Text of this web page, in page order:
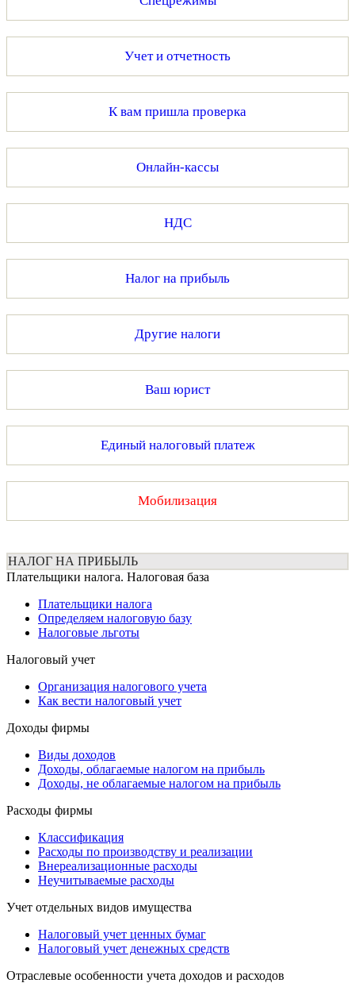
Учет и отчетность
К вам пришла проверка
Онлайн-кассы
НДС
Налог на прибыль
Другие налоги
Ваш юрист
Единый налоговый платеж
Мобилизация
НАЛОГ НА ПРИБЫЛЬ
Плательщики налога. Налоговая база
Плательщики налога
Определяем налоговую базу
Налоговые льготы
Налоговый учет
Организация налогового учета
Как вести налоговый учет
Доходы фирмы
Виды доходов
Доходы, облагаемые налогом на прибыль
Доходы, не облагаемые налогом на прибыль
Расходы фирмы
Классификация
Расходы по производству и реализации
Внереализационные расходы
Неучитываемые расходы
Учет отдельных видов имущества
Налоговый учет ценных бумаг
Налоговый учет денежных средств
Отраслевые особенности учета доходов и расходов